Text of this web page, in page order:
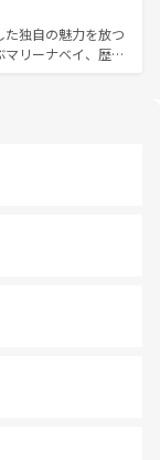
にも異なる楽しみ
、仏教を中心とし
る旅人を魅了し続
スポットが密集し
魅力。息をのむよ
存分に楽しみ尽く
独自の魅力を放つ
リーナベイ、歴史
外せないスポット